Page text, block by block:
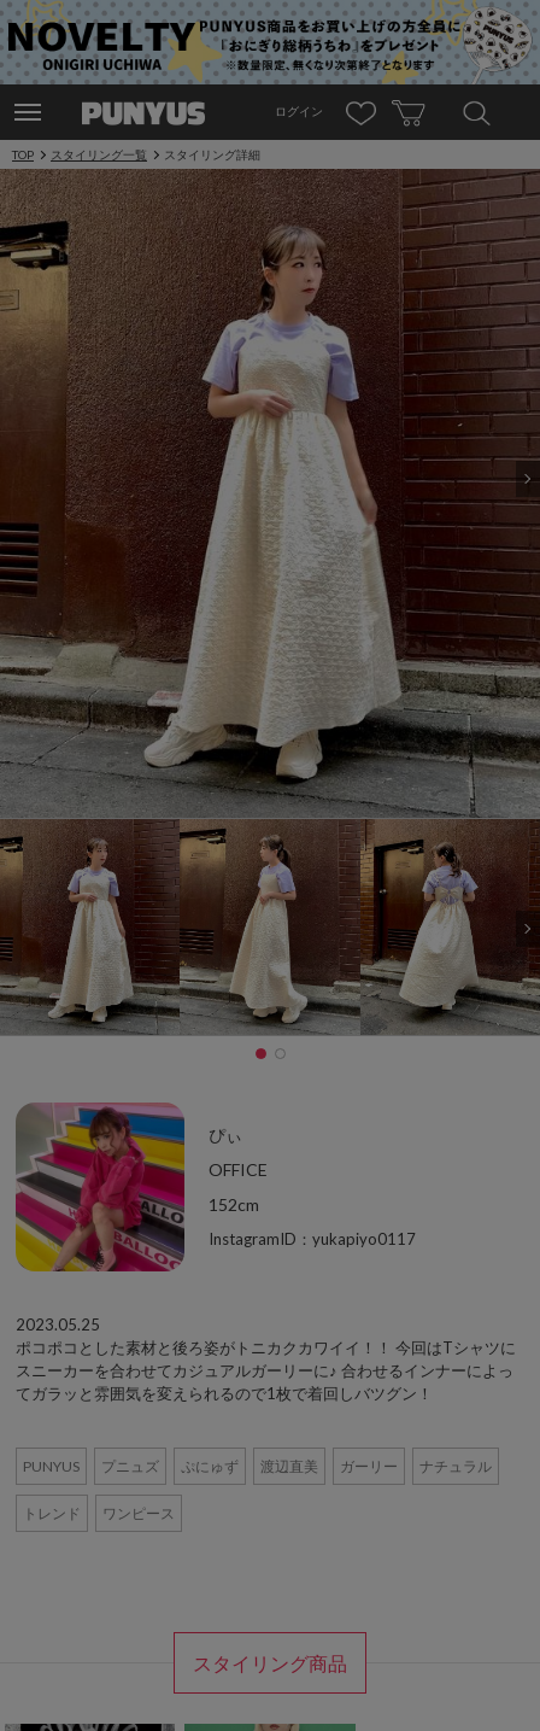
ログイン
TOP スタイリング一覧 スタイリング詳細
ぴぃ
OFFICE
152cm
InstagramID：yukapiyo0117
2023.05.25
ポコポコとした素材と後ろ姿がトニカクカワイイ！！ 今回はTシャツに
スニーカーを合わせてカジュアルガーリーに♪ 合わせるインナーによっ
てガラッと雰囲気を変えられるので1枚で着回しバツグン！
PUNYUS プニュズ ぷにゅず 渡辺直美 ガーリー ナチュラル
トレンド ワンピース
スタイリング商品